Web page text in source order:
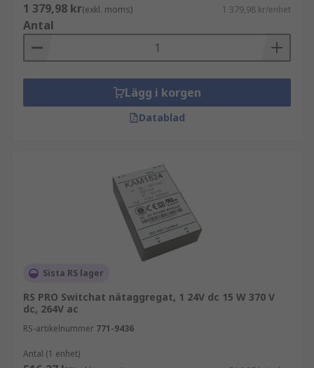
1 379,98 kr(exkl. moms) 1 379,98 kr/enhet
Antal
Lägg i korgen
Datablad
Sista RS lager
RS PRO Switchat nätaggregat, 1 24V dc 15 W 370 V
dc, 264V ac
RS-artikelnummer 771-9436
Antal (1 enhet)